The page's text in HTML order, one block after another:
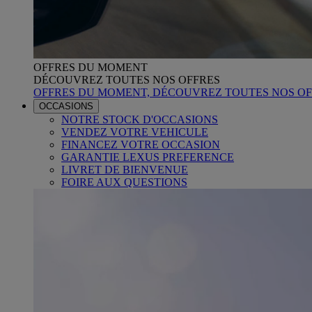
OFFRES DU MOMENT
DÉCOUVREZ TOUTES NOS OFFRES
OFFRES DU MOMENT, DÉCOUVREZ TOUTES NOS
OCCASIONS
NOTRE STOCK D'OCCASIONS
VENDEZ VOTRE VEHICULE
FINANCEZ VOTRE OCCASION
GARANTIE LEXUS PREFERENCE
LIVRET DE BIENVENUE
FOIRE AUX QUESTIONS